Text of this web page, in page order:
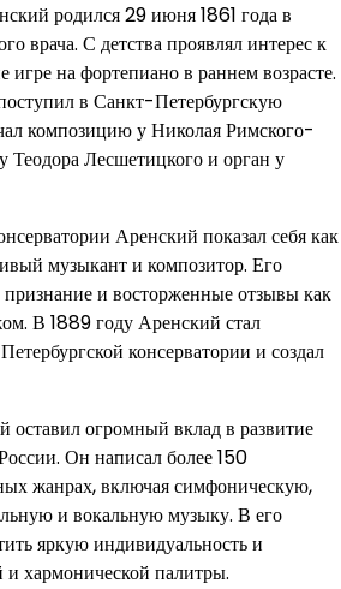
родился 29 июня 1861 года в
врача. С детства проявлял интерес к
игре на фортепиано в раннем возрасте.
в Санкт-Петербургскую
композицию у Николая Римского-
Теодора Лесшетицкого и орган у
Аренский показал себя как
музыкант и композитор. Его
и восторженные отзывы как
В 1889 году Аренский стал
консерватории и создал
огромный вклад в развитие
Он написал более 150
жанрах, включая симфоническую,
и вокальную музыку. В его
яркую индивидуальность и
и хармонической палитры.